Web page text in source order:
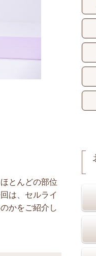
とんどの部位
は、セルライ
かをご紹介し